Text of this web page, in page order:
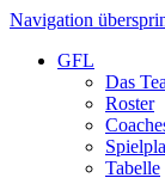
Navigation
GFL
Das
Roster
Tabelle